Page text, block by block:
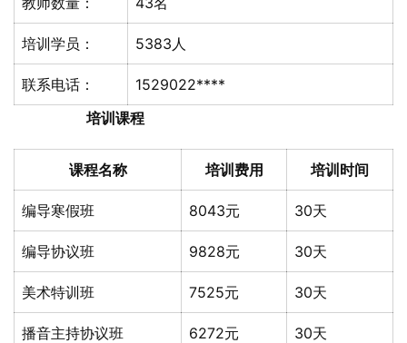
培训学员： 5383人
联系电话：
1529022****
培训课程
课程名称 培训费用 培训时间
编导寒假班 8043元 30天
编导协议班 9828元 30天
美术特训班 7525元 30天
播音主持协议班 6272元 30天